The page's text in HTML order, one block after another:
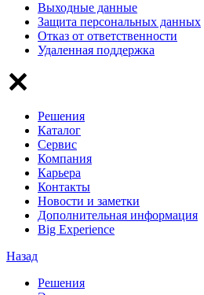
Выходные данные
Защита персональных данных
Отказ от ответственности
Удаленная поддержка
Решения
Каталог
Сервис
Компания
Карьера
Контакты
Новости и заметки
Дополнительная информация
Big Experience
Назад
Решения